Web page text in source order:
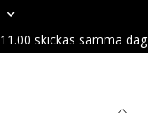
skickas samma dag